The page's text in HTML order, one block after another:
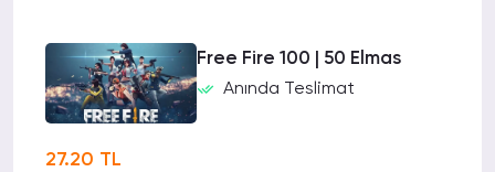
Free Fire 100 | 50 Elmas
Anında Teslimat
27.20 TL